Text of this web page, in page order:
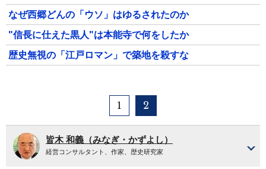
なぜ西郷どんの「ウソ」はゆるされたのか
"信長に仕えた黒人"は本能寺で何をしたか
歴史無視の「江戸ロマン」で築地を殺すな
1 2
皆木 和義（みなぎ・かずよし）
経営コンサルタント、作家、歴史研究家